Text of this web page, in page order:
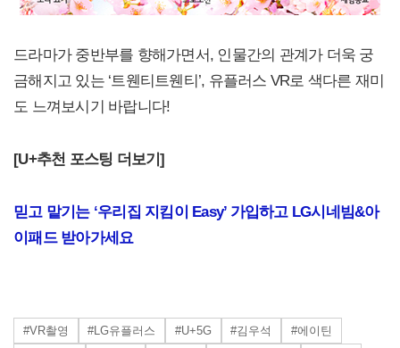
드라마가 중반부를 향해가면서, 인물간의 관계가 더욱 궁
금해지고 있는 ‘트웬티트웬티’, 유플러스 VR로 색다른 재미
도 느껴보시기 바랍니다!
[U+추천 포스팅 더보기]
믿고 맡기는 ‘우리집 지킴이 Easy’ 가입하고 LG시네빔&아
이패드 받아가세요
#VR촬영 #LG유플러스 #U+5G #김우석
#에이틴